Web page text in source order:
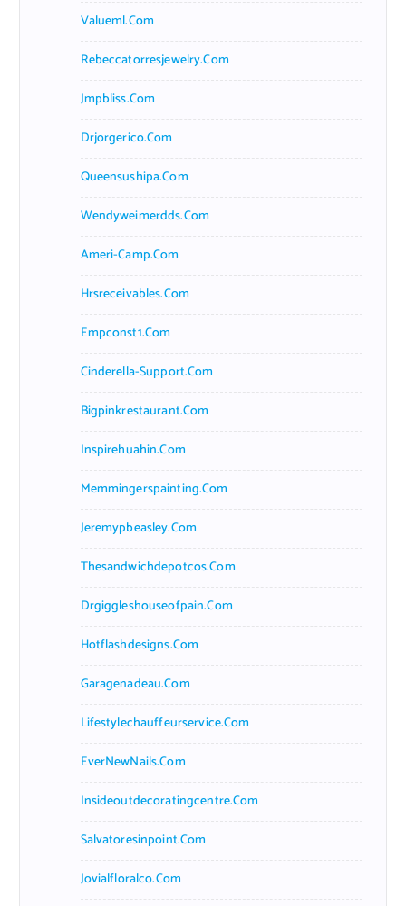
Valueml.com
Rebeccatorresjewelry.com
Jmpbliss.com
Drjorgerico.com
Queensushipa.com
Wendyweimerdds.com
Ameri-Camp.com
Hrsreceivables.com
Empconst1.com
Cinderella-Support.com
Bigpinkrestaurant.com
Inspirehuahin.com
Memmingerspainting.com
Jeremypbeasley.com
Thesandwichdepotcos.com
Drgiggleshouseofpain.com
Hotflashdesigns.com
Garagenadeau.com
Lifestylechauffeurservice.com
EverNewNails.com
Insideoutdecoratingcentre.com
Salvatoresinpoint.com
Jovialfloralco.com